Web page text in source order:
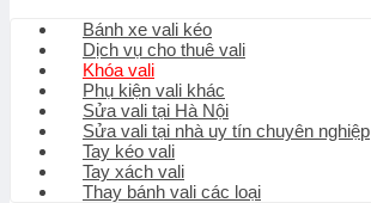
Bánh xe vali kéo
Dịch vụ cho thuê vali
Khóa vali
Phụ kiện vali khác
Sửa vali tại Hà Nội
Sửa vali tại nhà uy tín chuyên nghiệp
Tay kéo vali
Tay xách vali
Thay bánh vali các loại